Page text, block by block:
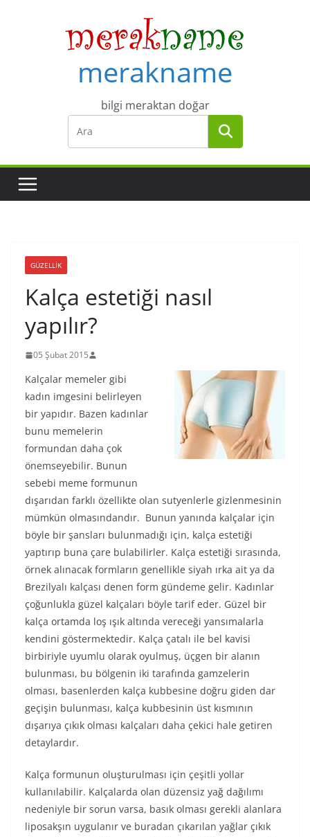
merakname
bilgi meraktan doğar
GÜZELLIK
Kalça estetiği nasıl
yapılır?
05 Şubat 2015
Kalçalar memeler gibi
kadın imgesini belirleyen
bir yapıdır. Bazen kadınlar
bunu memelerin
formundan daha çok
önemseyebilir. Bunun
sebebi meme formunun
dışarıdan farklı özellikte olan sutyenlerle gizlenmesinin
mümkün olmasındandır. Bunun yanında kalçalar için
böyle bir şansları bulunmadığı için, kalça estetiği
yaptırıp buna çare bulabilirler. Kalça estetiği sırasında,
örnek alınacak formların genellikle siyah ırka ait ya da
Brezilyalı kalçası denen form gündeme gelir. Kadınlar
çoğunlukla güzel kalçaları böyle tarif eder. Güzel bir
kalça ortamda loş ışık altında vereceği yansımalarla
kendini göstermektedir. Kalça çatalı ile bel kavisi
birbiriyle uyumlu olarak oyulmuş, üçgen bir alanın
bulunması, bu bölgenin iki tarafında gamzelerin
olması, basenlerden kalça kubbesine doğru giden dar
geçişin bulunması, kalça kubbesinin üst kısmının
dışarıya çıkık olması kalçaları daha çekici hale getiren
detaylardır.
Kalça formunun oluşturulması için çeşitli yollar
kullanılabilir. Kalçalarda olan düzensiz yağ dağılımı
nedeniyle bir sorun varsa, basık olması gerekli alanlara
liposakşın uygulanır ve buradan çıkarılan yağlar çıkık